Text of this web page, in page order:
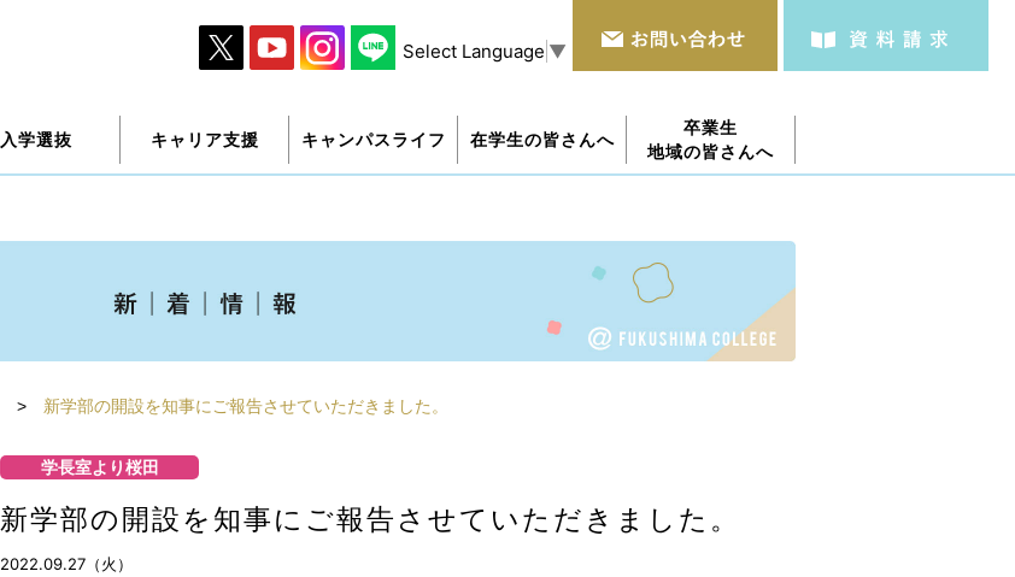
Select Language ▼
入学選抜 キャリア支援 キャンパスライフ 在学生の皆さんへ
卒業生
地域の皆さんへ
> 新学部の開設を知事にご報告させていただきました。
学長室より桜田
新学部の開設を知事にご報告させていただきました。
2022.09.27（火）